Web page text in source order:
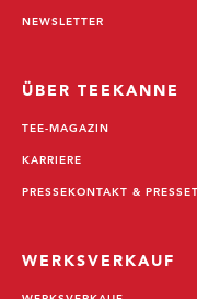
NEWSLETTER
ÜBER TEEKANNE
TEE-MAGAZIN
KARRIERE
PRESSEKONTAKT &
WERKSVERKAUF